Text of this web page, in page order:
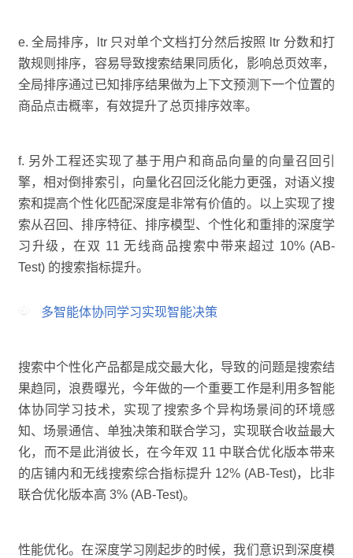
e. 全局排序，ltr 只对单个文档打分然后按照 ltr 分数和打
散规则排序，容易导致搜索结果同质化，影响总页效率，
全局排序通过已知排序结果做为上下文预测下一个位置的
商品点击概率，有效提升了总页排序效率。
f. 另外工程还实现了基于用户和商品向量的向量召回引
擎，相对倒排索引，向量化召回泛化能力更强，对语义搜
索和提高个性化匹配深度是非常有价值的。以上实现了搜
索从召回、排序特征、排序模型、个性化和重排的深度学
习升级，在双 11 无线商品搜索中带来超过 10% (AB-
Test) 的搜索指标提升。
多智能体协同学习实现智能决策
搜索中个性化产品都是成交最大化，导致的问题是搜索结
果趋同，浪费曝光，今年做的一个重要工作是利用多智能
体协同学习技术，实现了搜索多个异构场景间的环境感
知、场景通信、单独决策和联合学习，实现联合收益最大
化，而不是此消彼长，在今年双 11 中联合优化版本带来
的店铺内和无线搜索综合指标提升 12% (AB-Test)，比非
联合优化版本高 3% (AB-Test)。
性能优化。在深度学习刚起步的时候，我们意识到深度模